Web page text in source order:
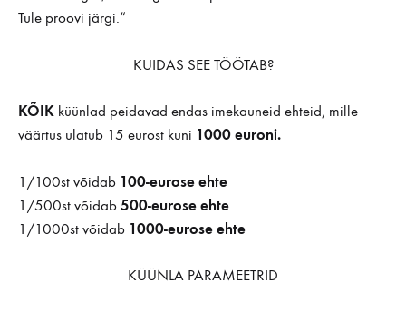
Tule proovi järgi.“
KUIDAS SEE TÖÖTAB?
KÕIK küünlad peidavad endas imekauneid ehteid, mille
väärtus ulatub 15 eurost kuni 1000 euroni.
1/100st võidab 100-eurose ehte
1/500st võidab 500-eurose ehte
1/1000st võidab 1000-eurose ehte
KÜÜNLA PARAMEETRID